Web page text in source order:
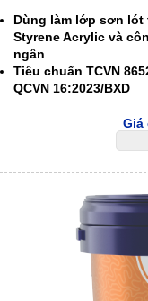
Dùng làm lớp sơn
Styrene Acrylic và
ngân
Tiêu chuẩn TCVN
QCVN 16:2023/BXD
Giá